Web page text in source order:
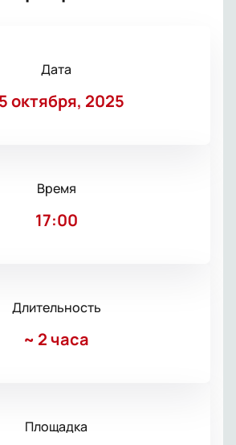
Дата
октября, 2025
Время
17:00
Длительность
~ 2 часа
Площадка